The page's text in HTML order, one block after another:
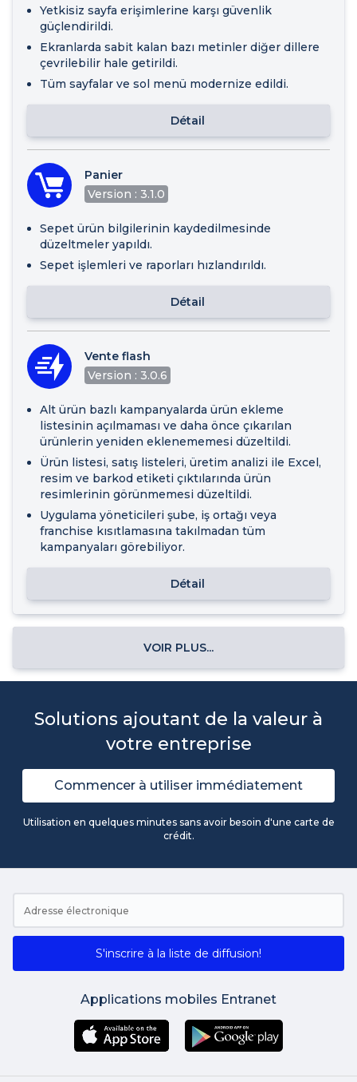
Yetkisiz sayfa erişimlerine karşı güvenlik
güçlendirildi.
Ekranlarda sabit kalan bazı metinler diğer dillere
çevrilebilir hale getirildi.
Tüm sayfalar ve sol menü modernize edildi.
Détail
Panier
Version : 3.1.0
Sepet ürün bilgilerinin kaydedilmesinde
düzeltmeler yapıldı.
Sepet işlemleri ve raporları hızlandırıldı.
Détail
Vente flash
Version : 3.0.6
Alt ürün bazlı kampanyalarda ürün ekleme
listesinin açılmaması ve daha önce çıkarılan
ürünlerin yeniden eklenememesi düzeltildi.
Ürün listesi, satış listeleri, üretim analizi ile Excel,
resim ve barkod etiketi çıktılarında ürün
resimlerinin görünmemesi düzeltildi.
Uygulama yöneticileri şube, iş ortağı veya
franchise kısıtlamasına takılmadan tüm
kampanyaları görebiliyor.
Détail
VOIR PLUS...
Solutions ajoutant de la valeur à
votre entreprise
Commencer à utiliser immédiatement
Utilisation en quelques minutes sans avoir besoin d'une carte de
crédit.
S'inscrire à la liste de diffusion!
Applications mobiles Entranet